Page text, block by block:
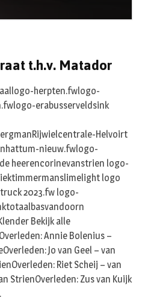
t.h.v. Matador
herpten.fwlogo-
erabusserveldsink
Helvoirt
nieuw.fwlogo-
heerencorinevanstrien logo-
logo
2023.fw logo-
Bekijk alle
Annie Bolenius –
Jo van Geel – van
Riet Scheij – van
StrienOverleden: Zus van Kuijk